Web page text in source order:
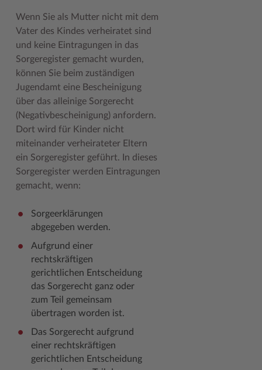
Geodatenportale (Kreiskarte)
Kfz-Zulassung
Kontakt / Öffnungszeiten
Leistungen
Lexikon
Publikationen
Wo Sie uns finden
Wunsch-Kennzeichen ↗
Zuständigkeitsfinder SH ↗
Fotoarchiv
Hitzeschutz
Klimaanpassungskonzept
Lokales Wetter
Newsletter
Pressemeldungen
Social Media
Stellenangebote
Stormarninfo
Ukrainehilfe
Woche der Seelischen Gesundheit
#MeinStormarn
Karrieretag
Kreispräsident
Kreistag und Ausschüsse
Kreistag Sitzungskalender
Landrat
Sonderbereiche
Stabsbereiche
Städte und Gemeinden
Wahlen im Kreis
Wappen und Geschichte
Was ist ein Kreis?
Zahlen, Daten, Fakten
Offene Stellen
Praktika und FSJ
Weiterbildung beim Kreis Stormarn
Klimaschutz beim Kreis Stormarn
Projekt e-Gewerbe
Stormarner Bündnis für bezahlbares Wohnen
Wirtschafts- und Aufbaugesellschaft Stormarn
Zahlen, Daten, Fakten
Kulturelle Einrichtungen
Museen
Naturschutzgebiete
Storchenhorste
Lieblingsplätze in der Metropolregion
Termine und Veranstaltungen
Tourismus
Umlandscout Hamburg
Vereine und Gruppen
Wenn Sie als Mutter nicht mit dem
Vater des Kindes verheiratet sind
und keine Eintragungen in das
Sorgeregister gemacht wurden,
können Sie beim zuständigen
Jugendamt eine Bescheinigung
über das alleinige Sorgerecht
(Negativbescheinigung) anfordern.
Dort wird für Kinder nicht
miteinander verheirateter Eltern
ein Sorgeregister geführt. In dieses
Sorgeregister werden Eintragungen
gemacht, wenn:
Sorgeerklärungen
abgegeben werden.
Aufgrund einer
rechtskräftigen
gerichtlichen Entscheidung
das Sorgerecht ganz oder
zum Teil gemeinsam
übertragen worden ist.
Das Sorgerecht aufgrund
einer rechtskräftigen
gerichtlichen Entscheidung